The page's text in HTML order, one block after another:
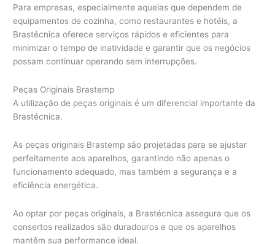
Para empresas, especialmente aquelas que dependem de
equipamentos de cozinha, como restaurantes e hotéis, a
Brastécnica oferece serviços rápidos e eficientes para
minimizar o tempo de inatividade e garantir que os negócios
possam continuar operando sem interrupções.
Peças Originais Brastemp
A utilização de peças originais é um diferencial importante da
Brastécnica.
As peças originais Brastemp são projetadas para se ajustar
perfeitamente aos aparelhos, garantindo não apenas o
funcionamento adequado, mas também a segurança e a
eficiência energética.
Ao optar por peças originais, a Brastécnica assegura que os
consertos realizados são duradouros e que os aparelhos
mantêm sua performance ideal.